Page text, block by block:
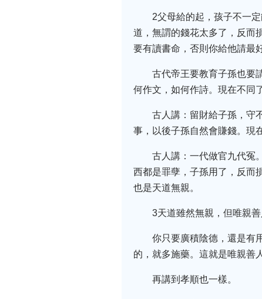
2父母給的起，孩子不一
道，無謂的錢花太多了，反而
要有讀書命，否則你給他請最
古代帝王要教育子孫也要
何作文，如何作詩。現在不同
古人講：留財給子孫，守
事，以後子孫自然會賺錢。現
古人講：一代做官九代冤
西都是罪孽，子孫用了，反而
也是天道無親。
3天道雖然無親，但唯親善
你只要廣積陰德，還是有
的，就多施藥。這就是唯親善人
再講到孝順也一樣。